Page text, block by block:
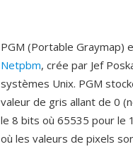
PGM (Portable Graymap)
Netpbm, crée par Jef
systèmes Unix. PGM
valeur de gris allant de 0
le 8 bits où 65535 pour le
où les valeurs de pixels